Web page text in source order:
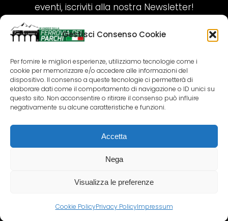
Gestisci Consenso Cookie
Per fornire le migliori esperienze, utilizziamo tecnologie come i
cookie per memorizzare e/o accedere alle informazioni del
dispositivo. Il consenso a queste tecnologie ci permetterà di
elaborare dati come il comportamento di navigazione o ID unici su
questo sito. Non acconsentire o ritirare il consenso può influire
negativamente su alcune caratteristiche e funzioni.
Accetta
Nega
Visualizza le preferenze
Cookie PolicyPrivacy PolicyImpressum
eventi, iscriviti alla nostra Newsletter!
ISCRIVITI ORA!
SEGUICI SUI NOSTRI SOCIAL
COPYRIGHT 2018-2025 PALLENIUM TOURISM
SRL
AGENZIA VIAGGI E TOUR OPERATOR – P.IVA: